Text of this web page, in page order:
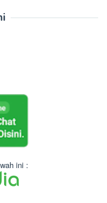
ini :